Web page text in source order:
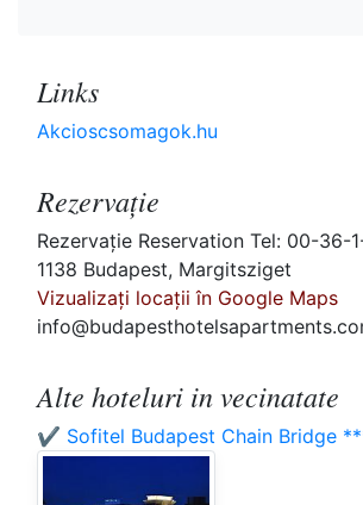
Links
Akcioscsomagok.hu
Rezervaţie
Rezervaţie Reservation Tel: 00-36-
1138 Budapest, Margitsziget
Vizualizați locații în Google Maps
Alte hoteluri in vecinatate
✔️ Sofitel Budapest Chain Bridge